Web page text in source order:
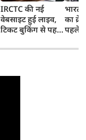
IRCTC की नई
वेबसाइट हुई लाइव,
टिकट बुकिंग से पहले
काम, जानें पूरा
भारत
का
पहले
और